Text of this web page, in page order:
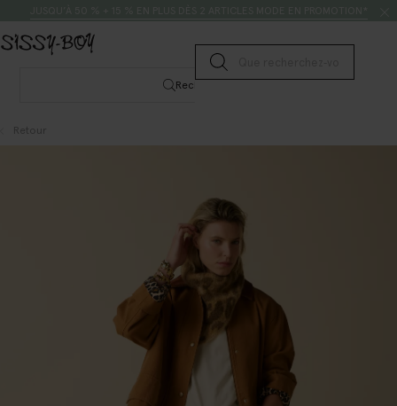
Lancer la recherche
Rechercher
Retour